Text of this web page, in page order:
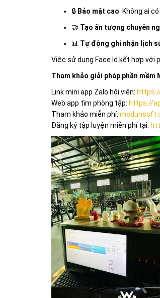
🔒 Bảo mật cao: Không ai
🤝 Tạo ấn tượng chuyên
📊 Tự động ghi nhận lịch
Việc sử dụng Face Id kết hợp với
Tham khảo giải pháp phần mềm
Link mini app Zalo hội viên:
Web app tìm phòng tập: https://
Tham khảo miễn phí:
Đăng ký tập luyện miễn phí tại: